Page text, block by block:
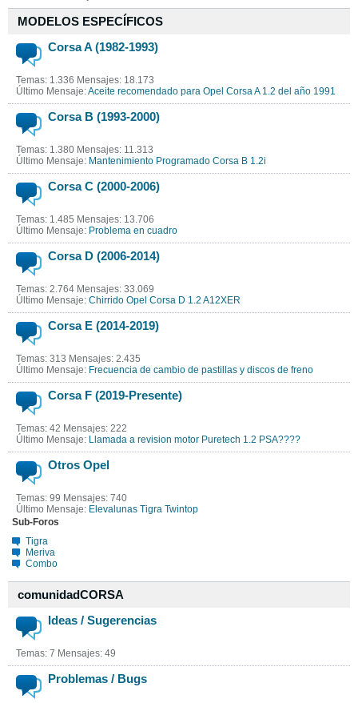
MODELOS ESPECÍFICOS
Corsa A (1982-1993)
Temas: 1.336 Mensajes: 18.173
Último Mensaje:Aceite recomendado para Opel Corsa A 1.2 del año 1991
Corsa B (1993-2000)
Temas: 1.380 Mensajes: 11.313
Último Mensaje: Mantenimiento Programado Corsa B 1.2i
Corsa C (2000-2006)
Temas: 1.485 Mensajes: 13.706
Último Mensaje: Problema en cuadro
Corsa D (2006-2014)
Temas: 2.764 Mensajes: 33.069
Último Mensaje: Chirrido Opel Corsa D 1.2 A12XER
Corsa E (2014-2019)
Temas: 313 Mensajes: 2.435
Último Mensaje: Frecuencia de cambio de pastillas y discos de freno
Corsa F (2019-Presente)
Temas: 42 Mensajes: 222
Último Mensaje: Llamada a revision motor Puretech 1.2 PSA????
Otros Opel
Temas: 99 Mensajes: 740
Último Mensaje: Elevalunas Tigra Twintop
Sub-Foros
Tigra
Meriva
Combo
comunidadCORSA
Ideas / Sugerencias
Temas: 7 Mensajes: 49
Problemas / Bugs